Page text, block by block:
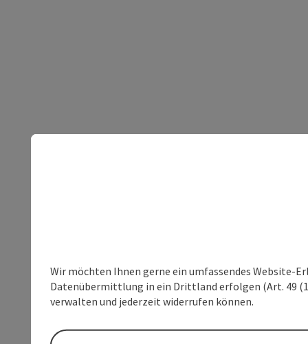
Wir möchten Ihnen gerne ein umfassendes Website-
Datenübermittlung in ein Drittland erfolgen (Art. 49
verwalten und jederzeit widerrufen können.